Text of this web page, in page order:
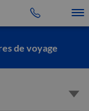
de voyage